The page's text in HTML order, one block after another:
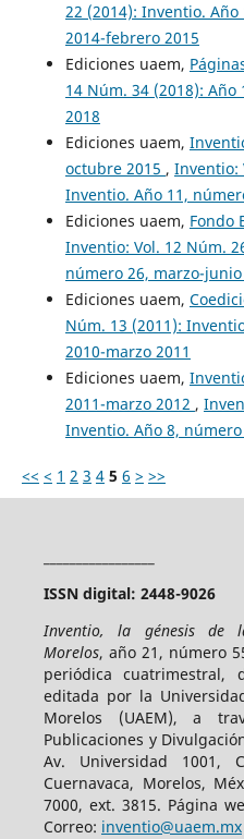
22 (2014): Inventio.
2014-febrero 2015
Ediciones uaem,
14 Núm. 34 (2018):
2018
Ediciones uaem,
octubre 2015 , Inventio:
Inventio. Año 11,
Ediciones uaem, Fondo
Inventio: Vol. 12 Núm.
número 26, marzo-junio
Ediciones uaem,
Núm. 13 (2011):
2010-marzo 2011
Ediciones uaem,
2011-marzo 2012 ,
Inventio. Año 8,
<< < 1 2 3 4 5 6 > >>
ISSN digital: 2448-9026
Inventio, la génesis de
Morelos, año 21, número
periódica cuatrimestral,
editada por la
Morelos (UAEM), a
Publicaciones y
Av. Universidad 1001,
Cuernavaca, Morelos,
7000, ext. 3815. Página
Correo: inventio@uaem.mx